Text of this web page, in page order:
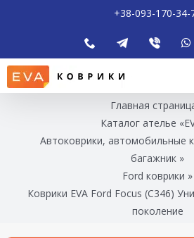
+38-093-170-34-
Главная
Каталог ателье
Автоковрики, автомобильные
багажник »
Ford коврики »
Коврики EVA Ford Focus (C346)
поколение